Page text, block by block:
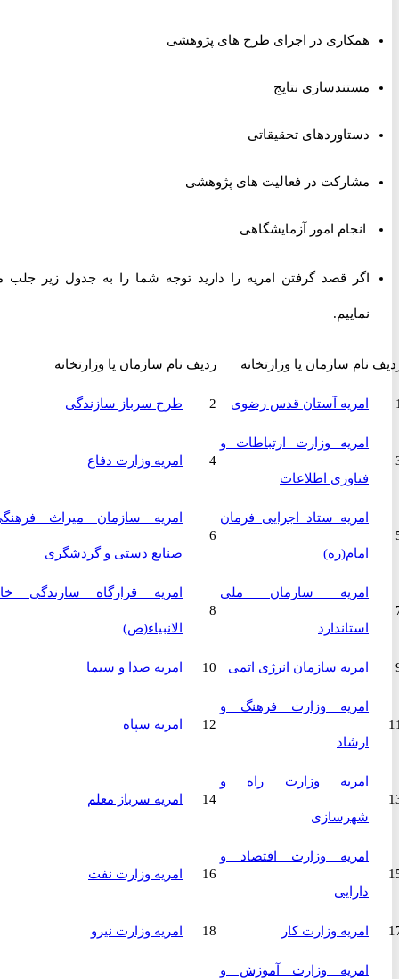
همکاری در اجرای طرح های پژوهشی
مستندسازی نتایج
دستاوردهای تحقیقاتی
مشارکت در فعالیت های پژوهشی
انجام امور آزمایشگاهی
اگر قصد گرفتن امریه را دارید توجه شما را به جدول زیر جلب می
نماییم.
نام سازمان یا وزارتخانه ردیف نام سازمان یا وزارتخانه
امریه آستان قدس رضوی 2 طرح سرباز سازندگی
امریه وزارت ارتباطات و
فناوری اطلاعات
امریه وزارت دفاع
امریه ستاد اجرایی فرمان
امام(ره)
امریه سازمان میراث فرهنگی،
صنایع دستی و گردشگری
امریه سازمان ملی
استاندارد
امریه قرارگاه سازندگی خاتم
الانبیاء(ص)
امریه سازمان انرژی اتمی 10 امریه صدا و سیما
امریه وزارت فرهنگ و
ارشاد
امریه سپاه
امریه وزارت راه و
شهرسازی
امریه سرباز معلم
امریه وزارت اقتصاد و
دارایی
امریه وزارت نفت
امریه وزارت کار امریه وزارت نیرو
امریه وزارت آموزش و